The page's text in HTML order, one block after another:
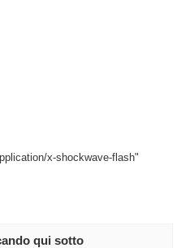
x-shockwave-flash"
qui sotto